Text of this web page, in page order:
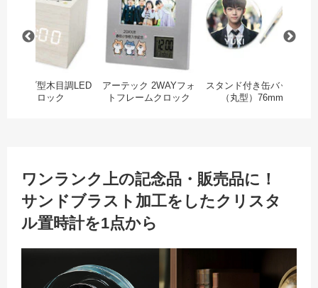
キューブ型木目調LED
クロック
アーテック 2WAYフォ
トフレームクロック
スタンド付き缶バッジ
（丸型）76mm
ワンランク上の記念品・販売品に！
サンドブラスト加工をしたクリスタ
ル置時計を1点から